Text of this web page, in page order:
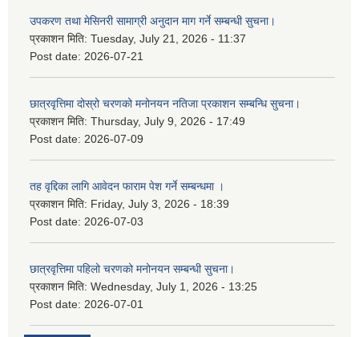
उपकरण तथा मेसिनरी सामाग्री अनुदान माग गर्ने सम्बन्धी सुचना।
प्रकाशन मिति: Tuesday, July 21, 2026 - 11:37
Post date: 2026-07-21
छात्रवृत्तिमा दोस्रो चरणको मनोनयन नतिजा प्रकाशन सम्बन्धि सुचना।
प्रकाशन मिति: Thursday, July 9, 2026 - 17:49
Post date: 2026-07-09
तह वृद्दिका लागि आवेदन फाराम पेश गर्ने सम्बन्धमा ।
प्रकाशन मिति: Friday, July 3, 2026 - 18:39
Post date: 2026-07-03
छात्रवृत्तिमा पहिलो चरणको मनोनयन सम्बन्धी सुचना।
प्रकाशन मिति: Wednesday, July 1, 2026 - 13:25
Post date: 2026-07-01